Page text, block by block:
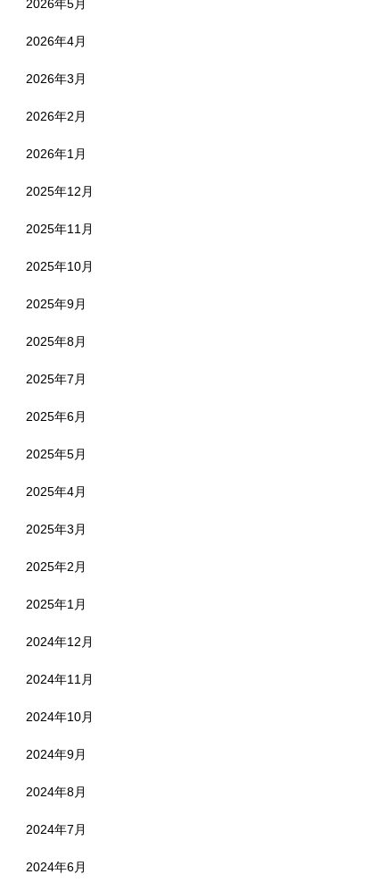
2026年5月
2026年4月
2026年3月
2026年2月
2026年1月
2025年12月
2025年11月
2025年10月
2025年9月
2025年8月
2025年7月
2025年6月
2025年5月
2025年4月
2025年3月
2025年2月
2025年1月
2024年12月
2024年11月
2024年10月
2024年9月
2024年8月
2024年7月
2024年6月